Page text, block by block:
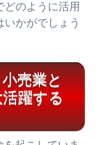
のように活用
かがでしょう
売業と
躍する